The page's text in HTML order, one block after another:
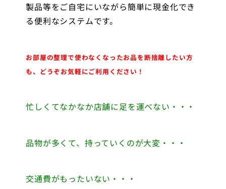
製品等をご自宅にいながら簡単に現金化でき
る便利なシステムです。
お部屋の整理で使わなくなったお品を断捨離したい方
も、どうぞお気軽にご利用ください！
忙しくてなかなか店舗に足を運べない・・・
品物が多くて、持っていくのが大変・・・
交通費がもったいない・・・